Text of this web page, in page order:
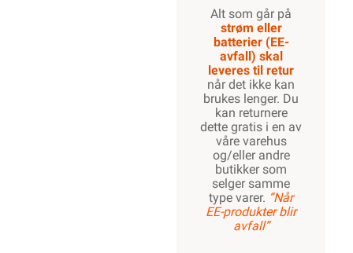
1200W
1350W
1450W
Alt som går på
strøm eller
batterier (EE-
avfall) skal
leveres til retur
når det ikke kan
brukes lenger. Du
kan returnere
dette gratis i en av
våre varehus
og/eller andre
butikker som
selger samme
type varer. “Når
EE-produkter blir
avfall”